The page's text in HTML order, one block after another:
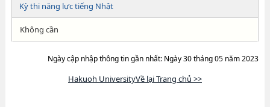
Kỳ thi năng lực tiếng Nhật
Không cần
Ngày cập nhập thông tin gần nhất: Ngày 30 tháng 05 năm 2023
Hakuoh UniversityVề lại Trang chủ >>